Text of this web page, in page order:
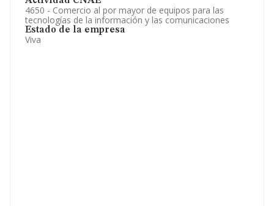
4650 - Comercio al por mayor de equipos para las
tecnologías de la información y las comunicaciones
Estado de la empresa
Viva